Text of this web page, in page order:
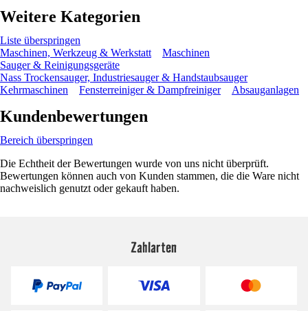
Weitere Kategorien
Liste überspringen
Maschinen, Werkzeug & Werkstatt
Maschinen
Sauger & Reinigungsgeräte
Nass Trockensauger, Industriesauger & Handstaubsauger
Kehrmaschinen
Fensterreiniger & Dampfreiniger Absauganlagen
Kundenbewertungen
Bereich überspringen
Die Echtheit der Bewertungen wurde von uns nicht überprüft.
Bewertungen können auch von Kunden stammen, die die Ware nicht
nachweislich genutzt oder gekauft haben.
Zahlarten